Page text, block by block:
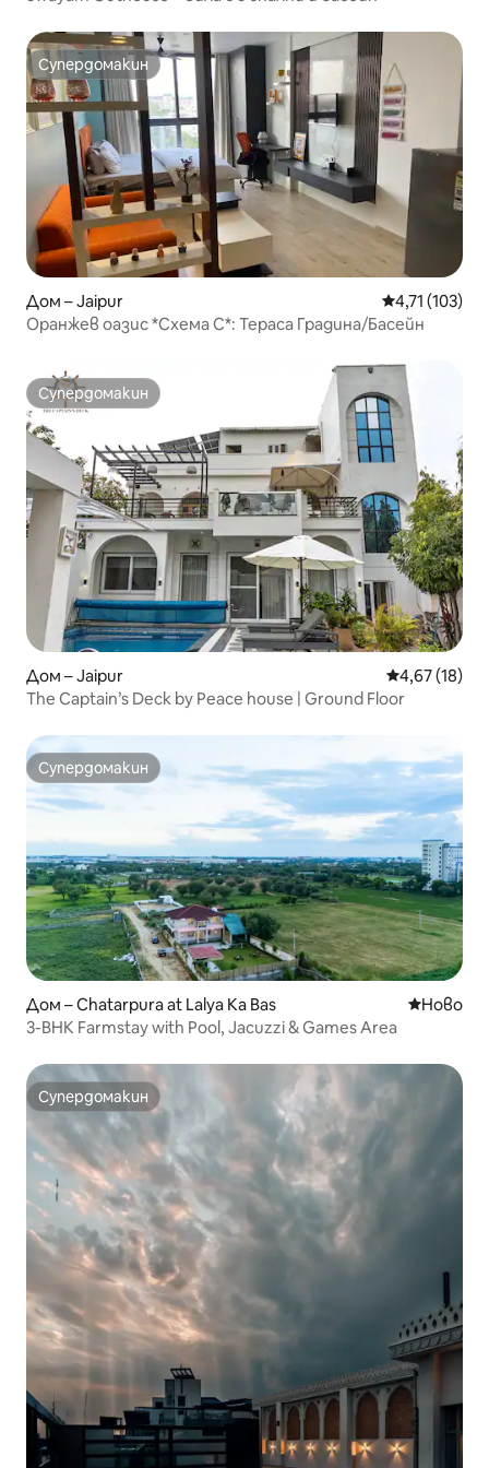
Супердомакин
Супердомакин
Дом – Jaipur Средна
4,71 (103)
Оранжев оазис *Схема C*: Тераса Градина/Басейн
Супердомакин
Супердомакин
Дом – Jaipur Средна
4,67 (18)
The Captain’s Deck by Peace house | Ground Floor
Супердомакин
Супердомакин
Дом – Chatarpura at Lalya Ka Bas Ново
Ново
3-BHK Farmstay with Pool, Jacuzzi & Games Area
Супердомакин
Супердомакин